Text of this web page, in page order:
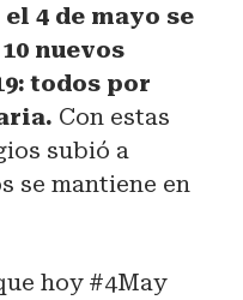
el 4 de mayo se
nuevos
todos por
Con estas
subió a
se mantiene en
hoy #4May